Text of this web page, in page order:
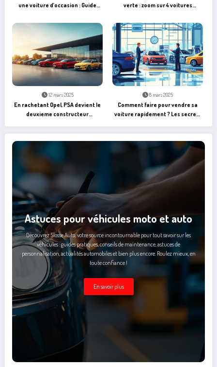
une voiture d’occasion : Guide
verte : zoom sur 4 voitures
12 mars 2025
En rachetant Opel, PSA devient le
deuxieme constructeur
revolution electrique ?
8 mars 2025
Comment faire pour vendre sa
voiture rapidement ? Les secrets
avec les acheteurs
Astuces pour véhicules moto et auto
Découvrez Slosse Auto, votre source incontournable pour tout savoir sur les
véhicules : guides pratiques, conseils de maintenance, astuces de
personnalisation, actualités automobiles et bien plus encore. Roulez mieux, en
toute confiance !
En savoir plus